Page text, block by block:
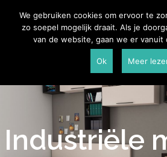
content
Aannemersspot
Industriële
We gebruiken cookies om ervoor te
zo soepel mogelijk draait. Als je
van de website, gaan we er vanuit
Ok Meer